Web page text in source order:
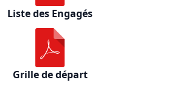
Liste des Engagés
Grille de départ